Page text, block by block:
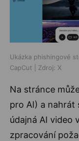
Ukázka phishingové
CapCut | Zdroj: X
Na stránce
pro AI) a nahrát
údajná AI video
zpracování